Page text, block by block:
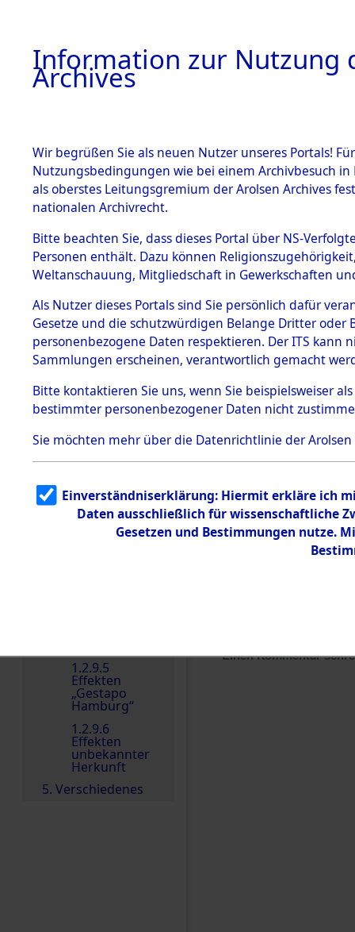
BESTÄNDE
1.
Inhaftierungsdoku
mente
1.2.9 Beim ITS
Effekten
1.2.9.1
Effekten aus
dem KZ
Dachau
1.2.9.2
Effekten aus
dem KZ
Bayerisches
1.2.9.3
Effekten aus
dem KZ
Neuengamm
1.2.9.5
Effekten
„Gestapo
Hamburg“
1.2.9.6
Effekten
unbekannter
Herkunft
5. Verschiedenes
0003
Einen Kommentar
Information zur Nutzung
Archives
Wir begrüßen Sie als neuen Nutzer unseres Portals!
Nutzungsbedingungen wie bei einem Archivbesuch
als oberstes Leitungsgremium der Arolsen Archives
nationalen Archivrecht.
Bitte beachten Sie, dass dieses Portal über NS-
Personen enthält. Dazu können
Weltanschauung, Mitgliedschaft in Gewerkschaften
Als Nutzer dieses Portals sind Sie persönlich dafür
Gesetze und die schutzwürdigen Belange Dritter
personenbezogene Daten respektieren. Der ITS
Sammlungen erscheinen, verantwortlich gemacht
Bitte kontaktieren Sie uns, wenn Sie beispielsweiser
bestimmter personenbezogener Daten nicht
Sie möchten mehr über die Datenrichtlinie der Arolsen
Einverständniserklärung: Hiermit erkläre ich
Daten ausschließlich für wissenschaftliche
Gesetzen und Bestimmungen nutze.